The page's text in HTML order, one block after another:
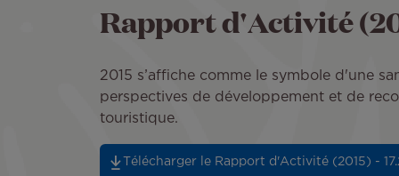
Rapport d'Activité
2015 s’affiche comme le symbole d'une
perspectives de développement et de
touristique.
Télécharger le Rapport d'Activité (2015) -